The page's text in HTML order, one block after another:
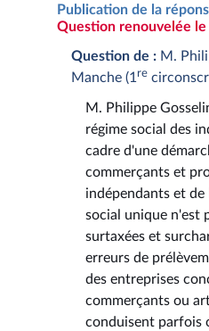
Publication de la
Question renouvelée
Question de : M.
Manche (1 re
M. Philippe
régime social des
cadre d'une
commerçants et
indépendants et
social unique n'est
surtaxées et
erreurs de
des entreprises
commerçants ou
conduisent parfois